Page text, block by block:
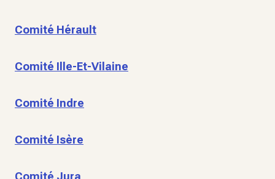
Comité Hérault
Comité Ille-Et-Vilaine
Comité Indre
Comité Isère
Comité Jura